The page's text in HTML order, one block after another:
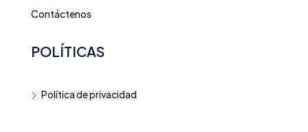
Contáctenos
POLÍTICAS
Política de privacidad